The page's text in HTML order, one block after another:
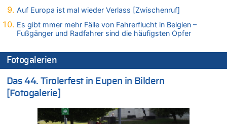
05.08.2026 - 19:09 von Carine zu
05.08.2026 - 18:55 von Der Patriot zu
05.08.2026 - 18:35 von Der Patriot zu
Wasserstand des Rheins in NRW so niedrig wie noch nie
05.08.2026 - 18:31 von Der Patriot zu
Mehrere Menschen in Londons City niedergestochen
Wasserstand des Rheins in NRW so niedrig wie noch nie
Auf Europa ist mal wieder Verlass [Zwischenruf]
Es gibt mmer mehr Fälle von Fahrerflucht in Belgien –
Fußgänger und Radfahrer sind die häufigsten Opfer
Fotogalerien
Das 44. Tirolerfest in Eupen in Bildern
[Fotogalerie]